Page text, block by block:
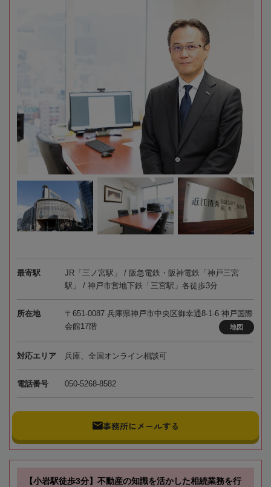
最寄駅
JR「三ノ宮駅」 / 阪急電鉄・阪神電鉄「神戸三宮
駅」 / 神戸市営地下鉄「三宮駅」各徒歩3分
所在地
〒651-0087 兵庫県神戸市中央区御幸通8-1-6 神戸国際
会館17階
地図
対応エリア 兵庫、全国オンライン相談可
電話番号 050-5268-8582
事務所にメールする
【小岩駅徒歩3分】不動産の知識を活かした相続業務を行